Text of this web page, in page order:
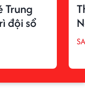
Trung
đội sổ